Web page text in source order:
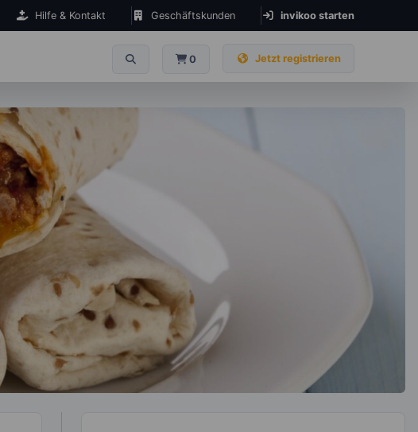
Hilfe & Kontakt Geschäftskunden invikoo starten
0 Jetzt registrieren